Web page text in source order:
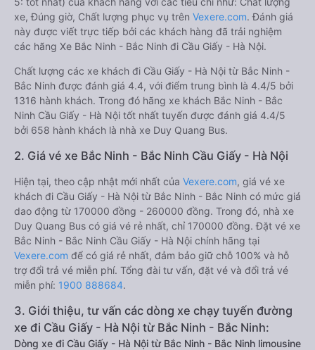
xe, Đúng giờ, Chất lượng phục vụ trên Vexere.com. Đánh giá
này được viết trực tiếp bởi các khách hàng đã trải nghiệm
các hãng Xe Bắc Ninh - Bắc Ninh đi Cầu Giấy - Hà Nội.
Chất lượng các xe khách đi Cầu Giấy - Hà Nội từ Bắc Ninh -
Bắc Ninh được đánh giá 4.4, với điểm trung bình là 4.4/5 bởi
1316 hành khách. Trong đó hãng xe khách Bắc Ninh - Bắc
Ninh Cầu Giấy - Hà Nội tốt nhất tuyến được đánh giá 4.4/5
bởi 658 hành khách là nhà xe Duy Quang Bus.
2. Giá vé xe Bắc Ninh - Bắc Ninh Cầu Giấy - Hà Nội
Hiện tại, theo cập nhật mới nhất của Vexere.com, giá vé xe
khách đi Cầu Giấy - Hà Nội từ Bắc Ninh - Bắc Ninh có mức giá
dao động từ 170000 đồng - 260000 đồng. Trong đó, nhà xe
Duy Quang Bus có giá vé rẻ nhất, chỉ 170000 đồng. Đặt vé xe
Bắc Ninh - Bắc Ninh Cầu Giấy - Hà Nội chính hãng tại
Vexere.com để có giá rẻ nhất, đảm bảo giữ chỗ 100% và hỗ
trợ đổi trả vé miễn phí. Tổng đài tư vấn, đặt vé và đổi trả vé
miễn phí: 1900 888684.
3. Giới thiệu, tư vấn các dòng xe chạy tuyến đường
xe đi Cầu Giấy - Hà Nội từ Bắc Ninh - Bắc Ninh:
Dòng xe đi Cầu Giấy - Hà Nội từ Bắc Ninh - Bắc Ninh limousine